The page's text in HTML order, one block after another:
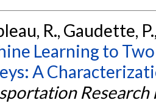
R., Gaudette,
Learning to
A
Research